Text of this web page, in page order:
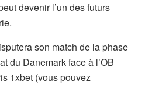
devenir l’un des futurs
son match de la phase
du Danemark face à l’OB
1xbet (vous pouvez